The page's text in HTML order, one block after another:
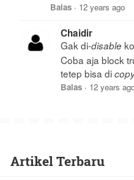
Balas · 12 years ago
Chaidir
Gak di-disable
Coba aja block
tetep bisa di
Balas · 12 years
Artikel Terbaru